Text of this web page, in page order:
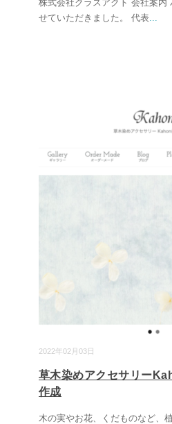
株式会社クラスアクト 会社案内
せていただきました。 代表
2022年02月03日
草木染めアクセサリー
作成
木の実やお花、くだものなど、